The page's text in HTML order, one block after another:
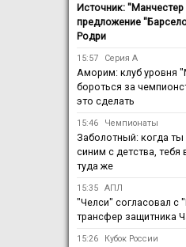
Источник:
предложение
Родри
15:57 Серия А
Аморим: клуб уровня
бороться за
это сделать
15:46 Чемпионаты
Заболотный: когда
синим с детства, тебя
туда же
15:35 АПЛ
"Челси" согласовал с
трансфер защитника
15:26 Кубок России